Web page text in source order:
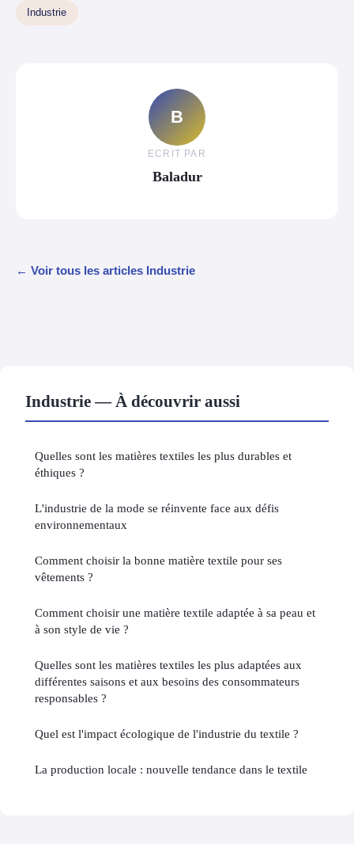
Industrie
B
ECRIT PAR
Baladur
← Voir tous les articles Industrie
Industrie — À découvrir aussi
Quelles sont les matières textiles les plus durables et
éthiques ?
L'industrie de la mode se réinvente face aux défis
environnementaux
Comment choisir la bonne matière textile pour ses
vêtements ?
Comment choisir une matière textile adaptée à sa peau et
à son style de vie ?
Quelles sont les matières textiles les plus adaptées aux
différentes saisons et aux besoins des consommateurs
responsables ?
Quel est l'impact écologique de l'industrie du textile ?
La production locale : nouvelle tendance dans le textile